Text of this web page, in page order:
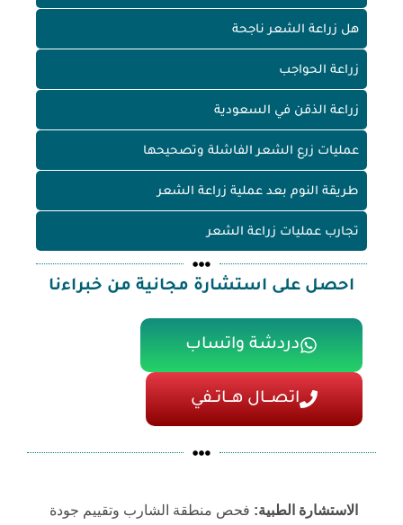
هل زراعة الشعر ناجحة
زراعة الحواجب
زراعة الذقن في السعودية
عمليات زرع الشعر الفاشلة وتصحيحها
طريقة النوم بعد عملية زراعة الشعر
تجارب عمليات زراعة الشعر
احصل على استشارة مجانية من خبراءنا
دردشة واتساب
اتصـــال هـــاتــفي
الاستشارة الطبية: فحص منطقة الشارب وتقييم جودة